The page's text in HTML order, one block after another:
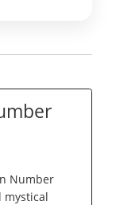
Number
mystical